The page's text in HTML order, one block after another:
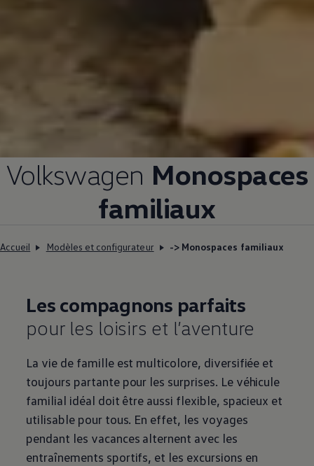
Volkswagen Monospaces
familiaux
Accueil Modèles et configurateur -> Monospaces familiaux
Les compagnons parfaits
pour les loisirs et l’aventure
La vie de famille est multicolore, diversifiée et
toujours partante pour les surprises. Le véhicule
familial idéal doit être aussi flexible, spacieux et
utilisable pour tous. En effet, les voyages
pendant les vacances alternent avec les
entraînements sportifs, et les excursions en